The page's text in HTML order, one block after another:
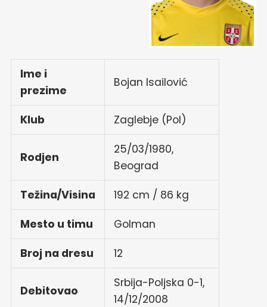
Ime i
prezime
Bojan Isailović
Klub Zaglebje (Pol)
Rodjen
25/03/1980,
Beograd
Težina/Visina 192 cm / 86 kg
Mesto u timu Golman
Broj na dresu 12
Debitovao
Srbija-Poljska 0-1,
14/12/2008